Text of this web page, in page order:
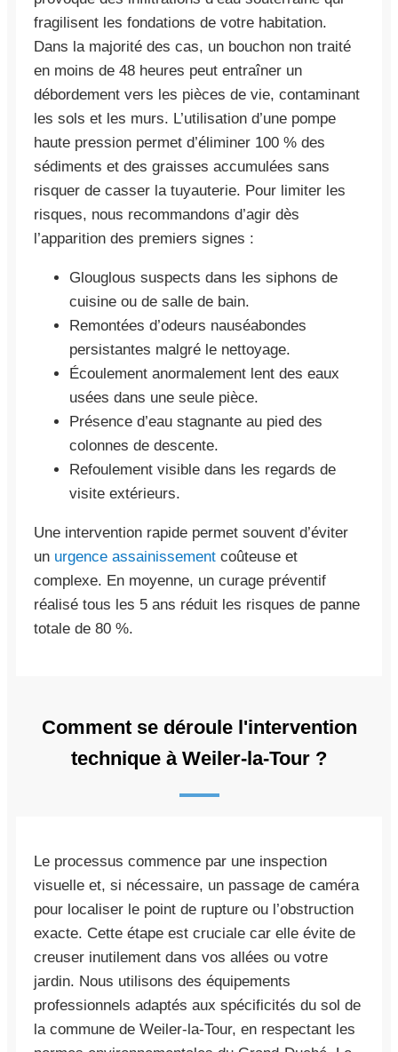
fragilisent les fondations de votre habitation.
Dans la majorité des cas, un bouchon non traité
en moins de 48 heures peut entraîner un
débordement vers les pièces de vie, contaminant
les sols et les murs. L’utilisation d’une pompe
haute pression permet d’éliminer 100 % des
sédiments et des graisses accumulées sans
risquer de casser la tuyauterie. Pour limiter les
risques, nous recommandons d’agir dès
l’apparition des premiers signes :
Glouglous suspects dans les siphons de
cuisine ou de salle de bain.
Remontées d’odeurs nauséabondes
persistantes malgré le nettoyage.
Écoulement anormalement lent des eaux
usées dans une seule pièce.
Présence d’eau stagnante au pied des
colonnes de descente.
Refoulement visible dans les regards de
visite extérieurs.
Une intervention rapide permet souvent d’éviter
un urgence assainissement coûteuse et
complexe. En moyenne, un curage préventif
réalisé tous les 5 ans réduit les risques de panne
totale de 80 %.
Comment se déroule l'intervention
technique à Weiler-la-Tour ?
Le processus commence par une inspection
visuelle et, si nécessaire, un passage de caméra
pour localiser le point de rupture ou l’obstruction
exacte. Cette étape est cruciale car elle évite de
creuser inutilement dans vos allées ou votre
jardin. Nous utilisons des équipements
professionnels adaptés aux spécificités du sol de
la commune de Weiler-la-Tour, en respectant les